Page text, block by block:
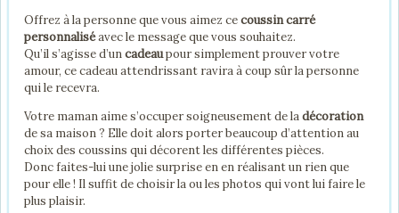
Offrez à la personne que vous aimez cecoussin carré
personnaliséavec le message que vous souhaitez.
Qu’il s’agisse d’uncadeaupour simplement prouver votre
amour, ce cadeau attendrissant ravira à coup sûr la personne
qui le recevra.
Votre maman aime s’occuper soigneusement de ladécoration
de sa maison ? Elle doit alors porter beaucoup d’attention au
choix des coussins qui décorent les différentes pièces.
Donc faites-lui une jolie surprise en en réalisant un rien que
pour elle ! Il suffit de choisir la ou les photos qui vont lui faire le
plus plaisir.